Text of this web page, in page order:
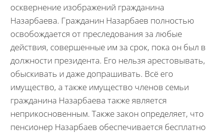
осквернение изображений гражданина
Назарбаева. Гражданин Назарбаев полностью
освобождается от преследования за любые
действия, совершенные им за срок, пока он был в
должности президента. Его нельзя арестовывать,
обыскивать и даже допрашивать. Всё его
имущество, а также имущество членов семьи
гражданина Назарбаева также является
неприкосновенным. Также закон определяет, что
пенсионер Назарбаев обеспечивается бесплатно